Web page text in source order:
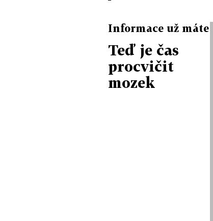
Informace už máte
Teď je čas
procvičit
mozek